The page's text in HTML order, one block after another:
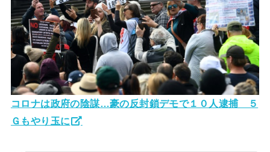
コロナは政府の陰謀…豪の反封鎖デモで１０人逮捕 ５
Ｇもやり玉に